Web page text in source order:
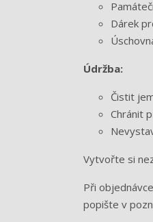
Dárek
Údržba:
Čistit
Chránit
Vytvořte si
Při
popište v